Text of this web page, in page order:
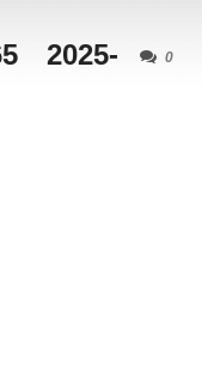
0
2025-